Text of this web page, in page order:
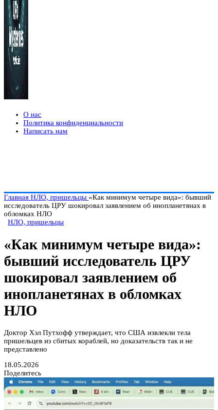
О нас
Политика конфиденциальности
Написать нам
Главная НЛО, пришельцы «Как минимум четыре вида»: бывший
исследователь ЦРУ шокировал заявлением об инопланетянах в
обломках НЛО
НЛО, пришельцы
«Как минимум четыре вида»:
бывший исследователь ЦРУ
шокировал заявлением об
инопланетянах в обломках
НЛО
Доктор Хэл Путхофф утверждает, что США извлекли тела
пришельцев из сбитых кораблей, но доказательств так и не
представлено
18.05.2026
Поделитесь